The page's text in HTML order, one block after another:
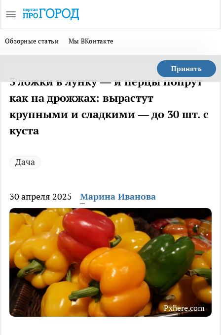
Обзорные статьи Мы ВКонтакте
Принять
3 ложки в лунку — и перцы попрут
как на дрожжах: вырастут
крупными и сладкими — до 30 шт. с
куста
Дача
30 апреля 2025 Марина Иванова
Pxhere.com